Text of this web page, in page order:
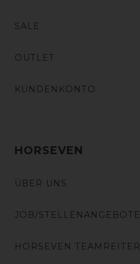
SALE
OUTLET
KUNDENKONTO
HORSEVEN
ÜBER UNS
JOB/STELLENANGEBOTE
HORSEVEN TEAMREITER